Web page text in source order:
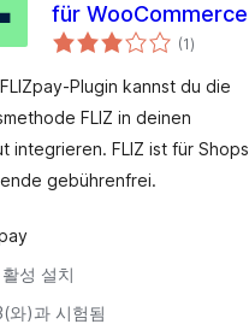
für WooCommerce
(1전
체
점
)
Plugin kannst du die
FLIZ in deinen
integrieren. FLIZ ist für Shops
gebührenfrei.
성 설치
와)과 시험됨